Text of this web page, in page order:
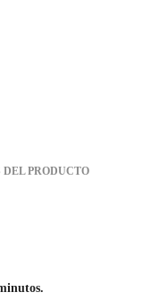
PRODUCTO